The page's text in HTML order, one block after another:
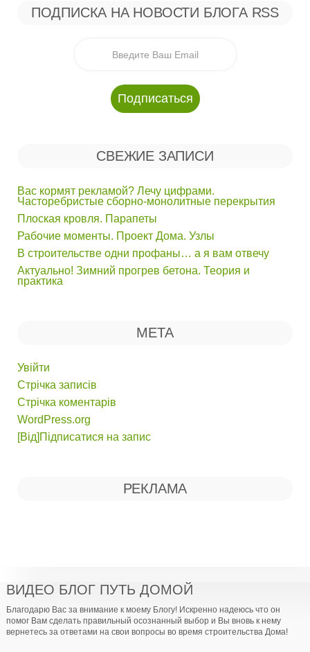
ПОДПИСКА НА НОВОСТИ БЛОГА RSS
СВЕЖИЕ ЗАПИСИ
Вас кормят рекламой? Лечу цифрами.
Часторебристые сборно-монолитные перекрытия
Плоская кровля. Парапеты
Рабочие моменты. Проект Дома. Узлы
В строительстве одни профаны… а я вам отвечу
Актуально! Зимний прогрев бетона. Теория и
практика
МЕТА
Увійти
Стрічка записів
Стрічка коментарів
WordPress.org
[Від]Підписатися на запис
РЕКЛАМА
ВИДЕО БЛОГ ПУТЬ ДОМОЙ
Благодарю Вас за внимание к моему Блогу! Искренно надеюсь что он
помог Вам сделать правильный осознанный выбор и Вы вновь к нему
вернетесь за ответами на свои вопросы во время строительства Дома!